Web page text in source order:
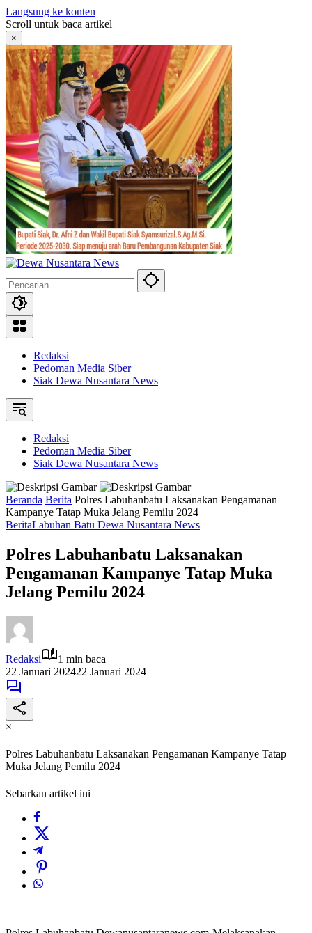
Langsung ke konten
Scroll untuk baca artikel
×
Redaksi
Pedoman Media Siber
Siak Dewa Nusantara News
Redaksi
Pedoman Media Siber
Siak Dewa Nusantara News
Beranda Berita Polres Labuhanbatu Laksanakan Pengamanan
Kampanye Tatap Muka Jelang Pemilu 2024
BeritaLabuhan Batu Dewa Nusantara News
Polres Labuhanbatu Laksanakan
Pengamanan Kampanye Tatap Muka
Jelang Pemilu 2024
Redaksi
1 min baca
22 Januari 202422 Januari 2024
×
Polres Labuhanbatu Laksanakan Pengamanan Kampanye Tatap
Muka Jelang Pemilu 2024
Sebarkan artikel ini